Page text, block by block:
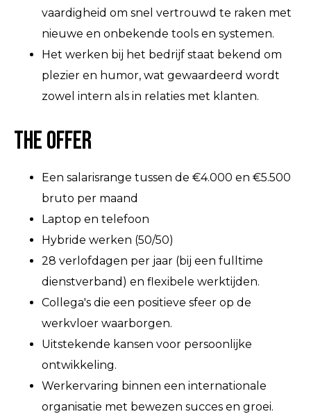
vaardigheid om snel vertrouwd te raken met
nieuwe en onbekende tools en systemen.
Het werken bij het bedrijf staat bekend om
plezier en humor, wat gewaardeerd wordt
zowel intern als in relaties met klanten.
The Offer
Een salarisrange tussen de €4.000 en €5.500
bruto per maand
Laptop en telefoon
Hybride werken (50/50)
28 verlofdagen per jaar (bij een fulltime
dienstverband) en flexibele werktijden.
Collega's die een positieve sfeer op de
werkvloer waarborgen.
Uitstekende kansen voor persoonlijke
ontwikkeling.
Werkervaring binnen een internationale
organisatie met bewezen succes en groei.